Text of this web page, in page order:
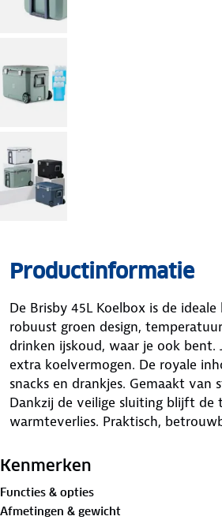
Productinformatie
De Brisby 45L Koelbox is de
robuust groen design,
drinken ijskoud, waar je ook
extra koelvermogen. De royale
snacks en drankjes. Gemaakt
Dankzij de veilige sluiting blijft
warmteverlies. Praktisch,
Wherever you go, bring Brisby.
Kenmerken
Functies & opties
Afmetingen & gewicht